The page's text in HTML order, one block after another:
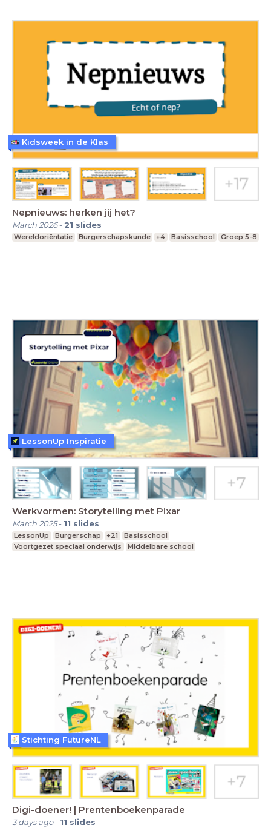
Nepnieuws: herken jij het?
March 2026- 21 slides
Wereldoriëntatie Burgerschapskunde +4 Basisschool Groep 5-8
Kidsweek in de Klas
Werkvormen: Storytelling met Pixar
March 2025- 11 slides
LessonUp Burgerschap +21
Basisschool
Voortgezet speciaal onderwijs
Middelbare school
LessonUp Inspiratie
Digi-doener! | Prentenboekenparade
3 days ago- 11 slides
Stichting FutureNL